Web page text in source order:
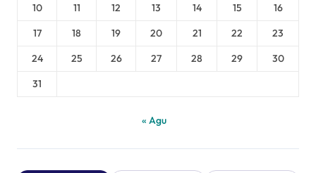
10
11 12 13 14 15
16
17
18 19 20 21 22
23
24
25 26 27 28 29
30
31
« Agu